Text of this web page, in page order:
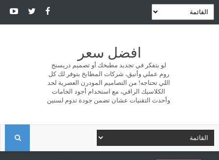
افضل سعر
لو بتفكر في تجديد مطبخك أو تصميم دريسنج
روم عملي وأنيق، شركات المطابخ بتوفر لك كل
اللي تحتاجه! من التصاميم المودرن العصرية لحد
الكلاسيك الراقي، مع استخدام أجود الخامات
وأحدث التقنيات عشان تضمن جودة تدوم لسنين
ا